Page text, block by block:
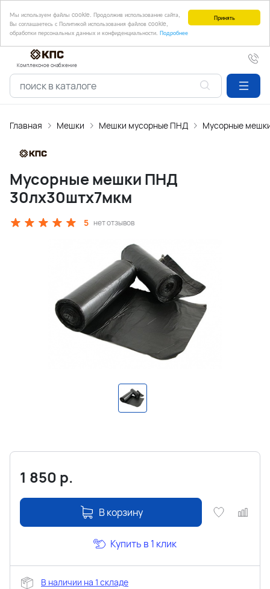
Принять
Мы используем файлы cookie. Продолжив использование сайта,
Вы соглашаетесь с Политикой использования файлов cookie,
обработки персональных данных и конфиденциальности. Подробнее
Комплексное снабжение
Главная Мешки Мешки мусорные ПНД Мусорные
Мусорные мешки ПНД
30лх30штх7мкм
5 нет отзывов
1 850 р.
В корзину
Купить в 1 клик
В наличии на 1 складе